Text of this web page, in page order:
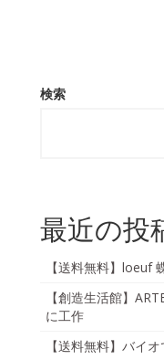
検索
最近の投
【送料無料】loeuf
【創造生活館】
に工作
【送料無料】バイ